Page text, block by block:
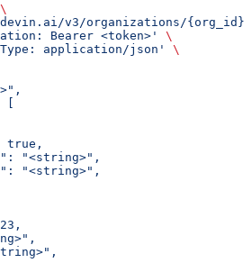
\
v3/organizations/{org_id}/
Bearer <token>'
\
application/json'
\
[
true,
"<string>",
"<string>",